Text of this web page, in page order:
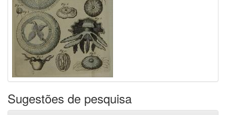
Sugestões de pesquisa